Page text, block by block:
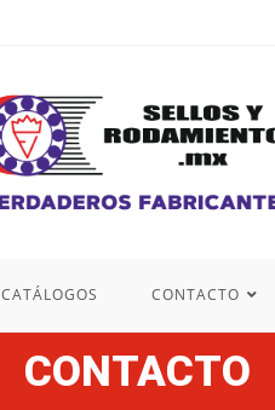
CATÁLOGOS CONTACTO
CONTACTO